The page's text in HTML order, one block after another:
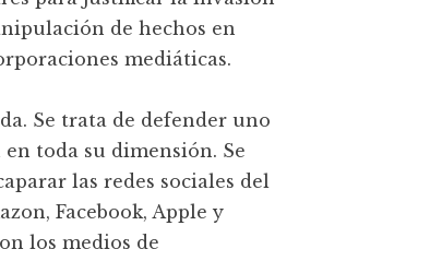
de hechos en
mediáticas.
Se trata de defender uno
toda su dimensión. Se
las redes sociales del
Facebook, Apple y
los medios de